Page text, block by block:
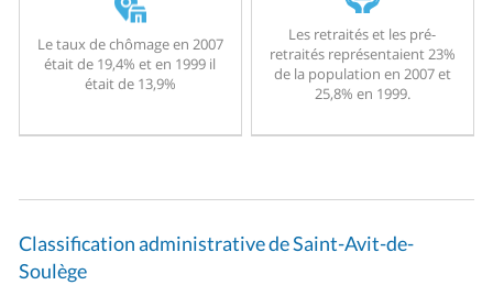
Le taux de chômage en 2007
était de 19,4% et en 1999 il
était de 13,9%
Les retraités et les pré-
retraités représentaient 23%
de la population en 2007 et
25,8% en 1999.
Classification administrative de Saint-Avit-de-
Soulège